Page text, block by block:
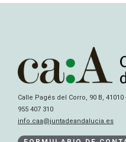
Calle Pagés del Corro, 90 B, 41010
955 407 310
info.caa@juntadeandalucia.es